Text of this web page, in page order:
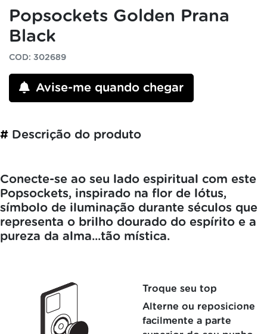
Popsockets Golden Prana
Black
COD: 302689
Avise-me quando chegar
# Descrição do produto
Conecte-se ao seu lado espiritual com este
Popsockets, inspirado na flor de lótus,
símbolo de iluminação durante séculos que
representa o brilho dourado do espírito e a
pureza da alma...tão mística.
Troque seu top
Alterne ou reposicione
facilmente a parte